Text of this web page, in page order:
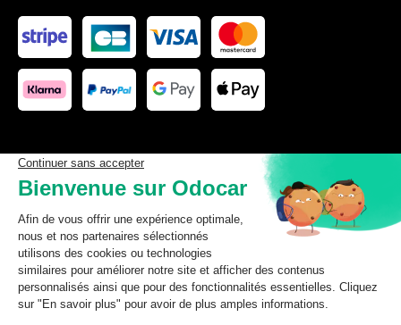
Les données affichées ici, particulièrement la base de donnée
complète, ne doivent pas être copiées. Il est interdit d’exploiter les
données ou la base de données complète, de laisser un tiers les
exploiter, ni de les rendre accessible à un tiers, sans accord
préalable de TecDoc. Toute infraction constitue une violation des
droits d’auteur et fera l’objet de poursuites.
odocar2026©